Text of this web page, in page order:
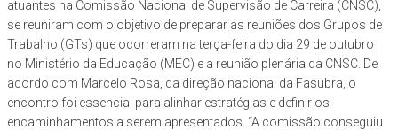
atuantes na Comissão Nacional de Supervisão de Carreira (CNSC),
se reuniram com o objetivo de preparar as reuniões dos Grupos de
Trabalho (GTs) que ocorreram na terça-feira do dia 29 de outubro
no Ministério da Educação (MEC) e a reunião plenária da CNSC. De
acordo com Marcelo Rosa, da direção nacional da Fasubra, o
encontro foi essencial para alinhar estratégias e definir os
encaminhamentos a serem apresentados. “A comissão conseguiu